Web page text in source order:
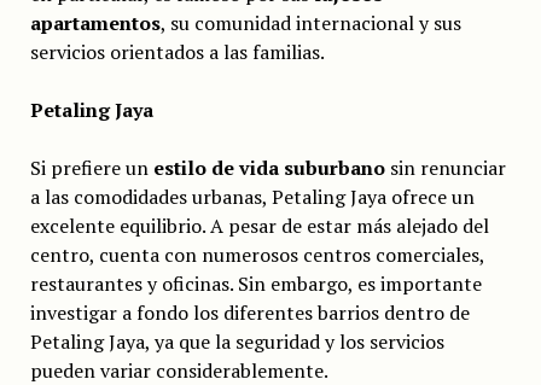
apartamentos, su comunidad internacional y sus
servicios orientados a las familias.
Petaling Jaya
Si prefiere un estilo de vida suburbanosin renunciar
a las comodidades urbanas, Petaling Jaya ofrece un
excelente equilibrio. A pesar de estar más alejado del
centro, cuenta con numerosos centros comerciales,
restaurantes y oficinas. Sin embargo, es importante
investigar a fondo los diferentes barrios dentro de
Petaling Jaya, ya que la seguridad y los servicios
pueden variar considerablemente.